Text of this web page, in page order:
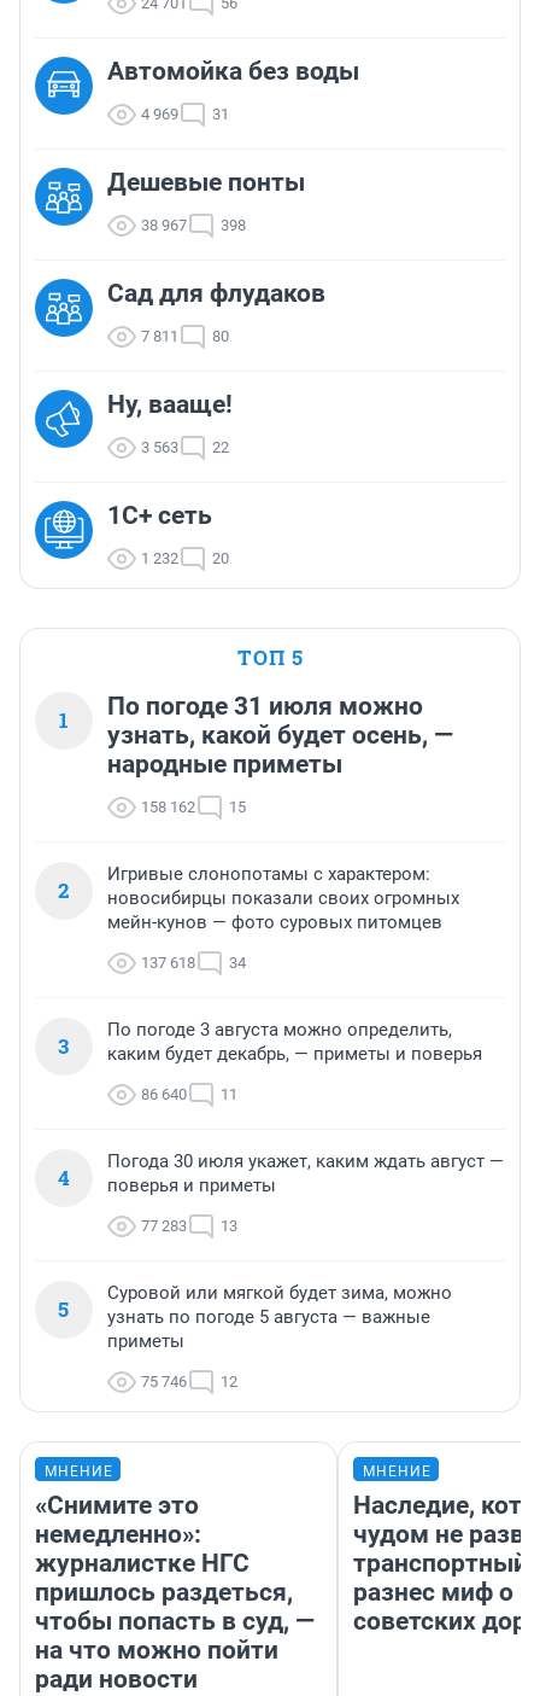
Автомойка без воды
4 969 31
Дешевые понты
38 967 398
Сад для флудаков
7 811 80
Ну, вааще!
3 563 22
1С+ сеть
1 232 20
ТОП 5
1
По погоде 31 июля можно
узнать, какой будет осень, —
народные приметы
158 162 15
2
Игривые слонопотамы с характером:
новосибирцы показали своих огромных
мейн-кунов — фото суровых питомцев
137 618 34
3
По погоде 3 августа можно определить,
каким будет декабрь, — приметы и поверья
86 640 11
4
Погода 30 июля укажет, каким ждать август —
поверья и приметы
77 283 13
5
Суровой или мягкой будет зима, можно
узнать по погоде 5 августа — важные
приметы
75 746 12
МНЕНИЕ
«Снимите это
немедленно»:
журналистке НГС
пришлось раздеться,
чтобы попасть в суд, —
на что можно пойти
ради новости
МНЕНИЕ
Наследие,
чудом не
транспортный
разнес миф о
советских